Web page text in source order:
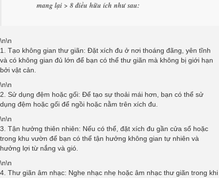
mang lại > 8 điều hữu ích như sau:
\n\n
1. Tạo không gian thư giãn: Đặt xích đu ở nơi thoáng đãng, yên tĩnh
và có không gian đủ lớn để bạn có thể thư giãn mà không bị giới hạn
bởi vật cản.
\n\n
2. Sử dụng đệm hoặc gối: Để tạo sự thoải mái hơn, bạn có thể sử
dụng đệm hoặc gối để ngồi hoặc nằm trên xích đu.
\n\n
3. Tận hưởng thiên nhiên: Nếu có thể, đặt xích đu gần cửa sổ hoặc
trong khu vườn để bạn có thể tận hưởng không gian tự nhiên và
hưởng lợi từ nắng và gió.
\n\n
4. Thư giãn âm nhạc: Nghe nhạc nhẹ hoặc âm nhạc thư giãn trong khi